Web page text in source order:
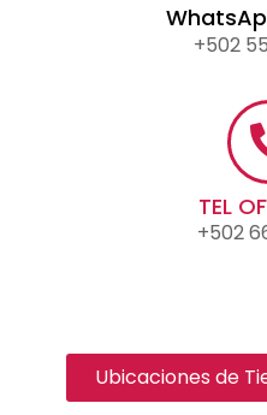
+502
TEL
+502
Ubicaciones de